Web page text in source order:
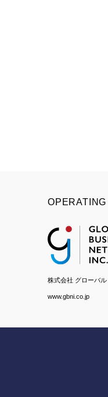
株式会社 グローバ
www.gbni.co.jp